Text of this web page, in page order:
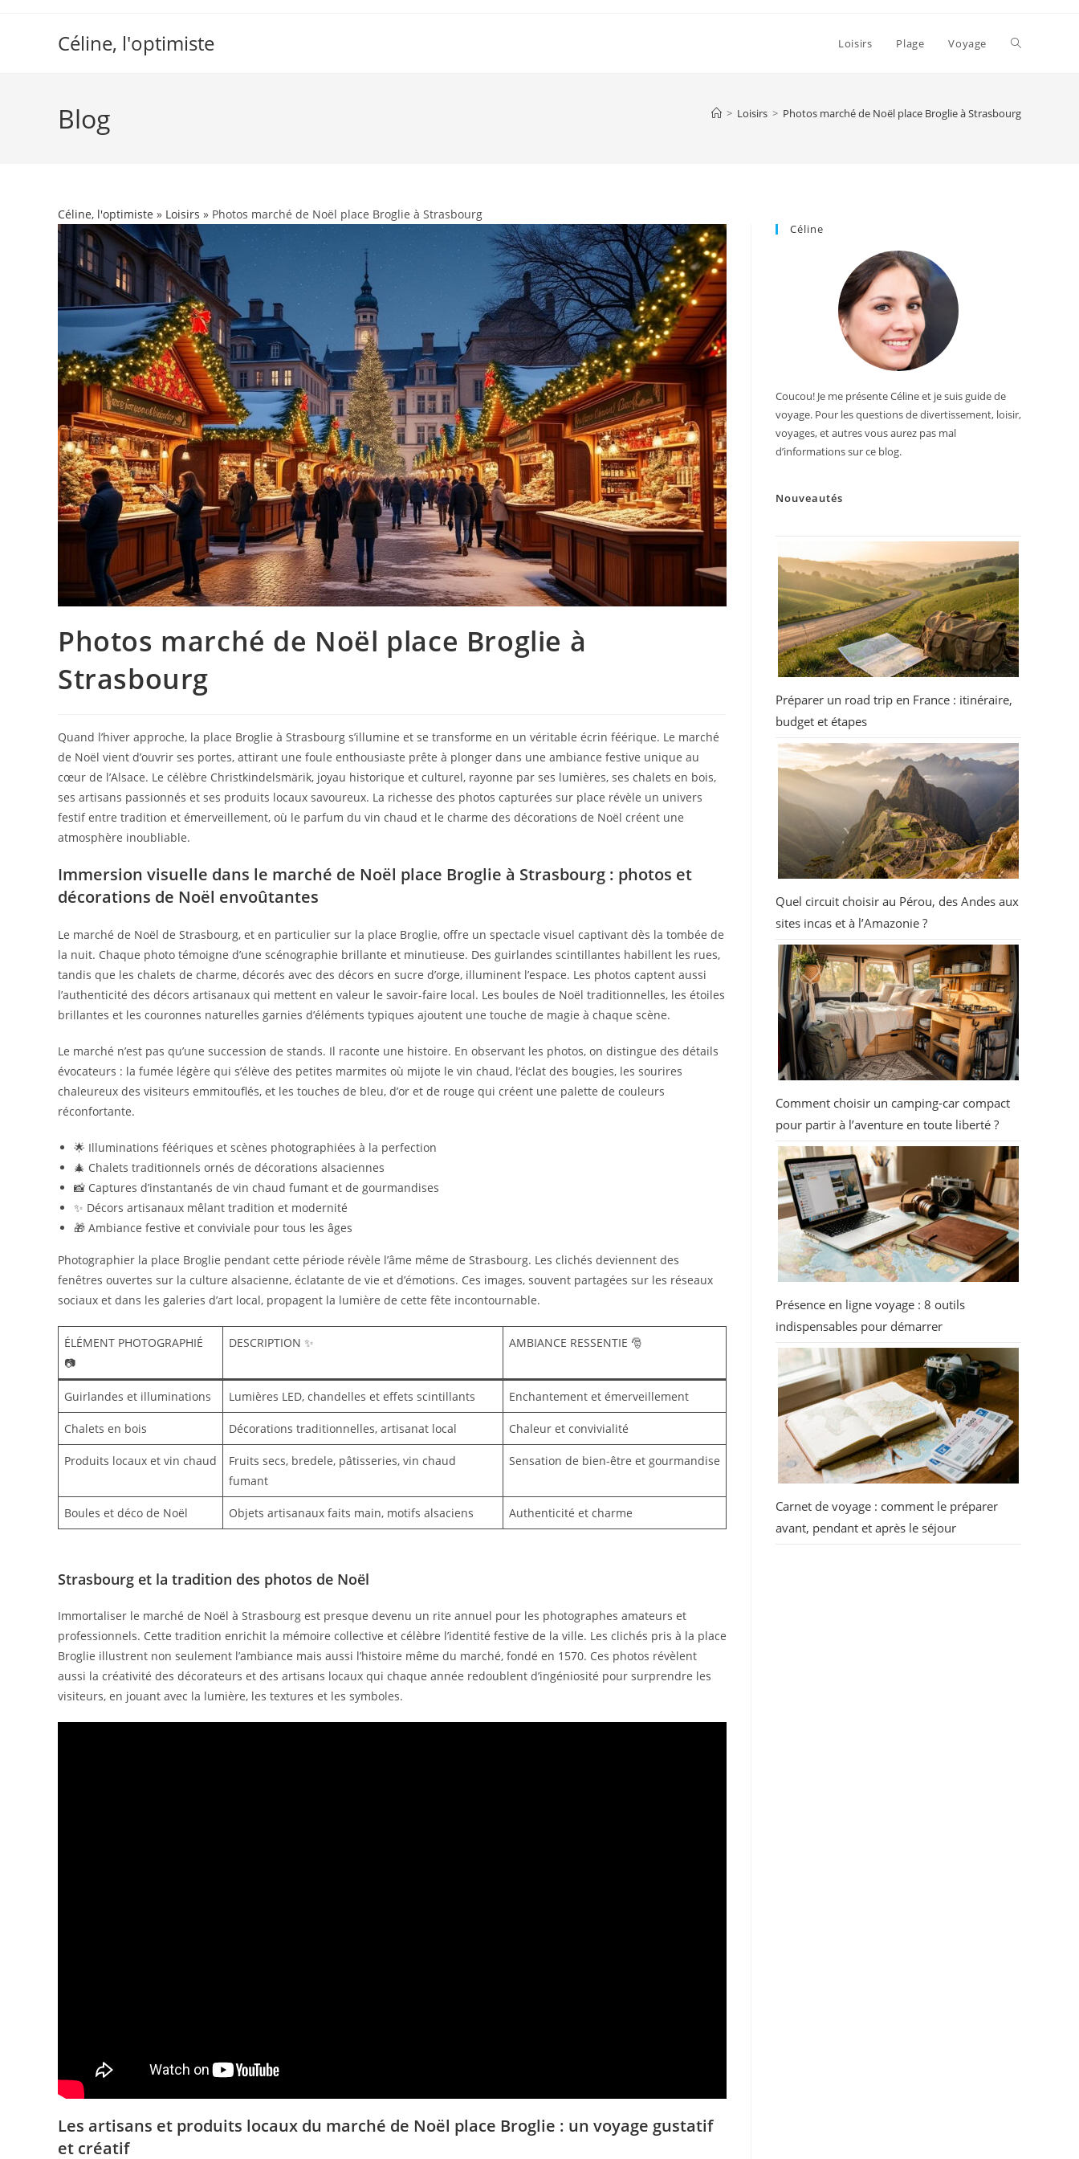
Céline, l'optimiste Loisirs Plage Voyage Toggle
Blog > Loisirs > Photos marché de Noël place Broglie à Strasbourg
Céline, l'optimiste » Loisirs » Photos marché de Noël place Broglie à Strasbourg
Photos marché de Noël place Broglie à
Strasbourg
Quand l’hiver approche, la place Broglie à Strasbourg s’illumine et se transforme en un véritable écrin féérique. Le marché
de Noël vient d’ouvrir ses portes, attirant une foule enthousiaste prête à plonger dans une ambiance festive unique au
cœur de l’Alsace. Le célèbre Christkindelsmärik, joyau historique et culturel, rayonne par ses lumières, ses chalets en bois,
ses artisans passionnés et ses produits locaux savoureux. La richesse des photos capturées sur place révèle un univers
festif entre tradition et émerveillement, où le parfum du vin chaud et le charme des décorations de Noël créent une
atmosphère inoubliable.
Immersion visuelle dans le marché de Noël place Broglie à Strasbourg : photos et
décorations de Noël envoûtantes
Le marché de Noël de Strasbourg, et en particulier sur la place Broglie, offre un spectacle visuel captivant dès la tombée de
la nuit. Chaque photo témoigne d’une scénographie brillante et minutieuse. Des guirlandes scintillantes habillent les rues,
tandis que les chalets de charme, décorés avec des décors en sucre d’orge, illuminent l’espace. Les photos captent aussi
l’authenticité des décors artisanaux qui mettent en valeur le savoir-faire local. Les boules de Noël traditionnelles, les étoiles
brillantes et les couronnes naturelles garnies d’éléments typiques ajoutent une touche de magie à chaque scène.
Le marché n’est pas qu’une succession de stands. Il raconte une histoire. En observant les photos, on distingue des détails
évocateurs : la fumée légère qui s’élève des petites marmites où mijote le vin chaud, l’éclat des bougies, les sourires
chaleureux des visiteurs emmitouflés, et les touches de bleu, d’or et de rouge qui créent une palette de couleurs
réconfortante.
🌟 Illuminations féériques et scènes photographiées à la perfection
🎄 Chalets traditionnels ornés de décorations alsaciennes
📸 Captures d’instantanés de vin chaud fumant et de gourmandises
✨ Décors artisanaux mêlant tradition et modernité
🎁 Ambiance festive et conviviale pour tous les âges
Photographier la place Broglie pendant cette période révèle l’âme même de Strasbourg. Les clichés deviennent des
fenêtres ouvertes sur la culture alsacienne, éclatante de vie et d’émotions. Ces images, souvent partagées sur les réseaux
sociaux et dans les galeries d’art local, propagent la lumière de cette fête incontournable.
ÉLÉMENT PHOTOGRAPHIÉ
📷
DESCRIPTION ✨ AMBIANCE RESSENTIE 🎅
Guirlandes et illuminations Lumières LED, chandelles et effets scintillants Enchantement et émerveillement
Chalets en bois Décorations traditionnelles, artisanat local Chaleur et convivialité
Produits locaux et vin chaud
Fruits secs, bredele, pâtisseries, vin chaud
fumant
Sensation de bien-être et gourmandise
Boules et déco de Noël Objets artisanaux faits main, motifs alsaciens Authenticité et charme
Strasbourg et la tradition des photos de Noël
Immortaliser le marché de Noël à Strasbourg est presque devenu un rite annuel pour les photographes amateurs et
professionnels. Cette tradition enrichit la mémoire collective et célèbre l’identité festive de la ville. Les clichés pris à la place
Broglie illustrent non seulement l’ambiance mais aussi l’histoire même du marché, fondé en 1570. Ces photos révèlent
aussi la créativité des décorateurs et des artisans locaux qui chaque année redoublent d’ingéniosité pour surprendre les
visiteurs, en jouant avec la lumière, les textures et les symboles.
Les artisans et produits locaux du marché de Noël place Broglie : un voyage gustatif
et créatif
Céline
Coucou! Je me présente Céline et je suis guide de
voyage. Pour les questions de divertissement, loisir,
voyages, et autres vous aurez pas mal
d’informations sur ce blog.
Nouveautés
Préparer un road trip en France : itinéraire,
budget et étapes
Quel circuit choisir au Pérou, des Andes aux
sites incas et à l’Amazonie ?
Comment choisir un camping-car compact
pour partir à l’aventure en toute liberté ?
Présence en ligne voyage : 8 outils
indispensables pour démarrer
Carnet de voyage : comment le préparer
avant, pendant et après le séjour